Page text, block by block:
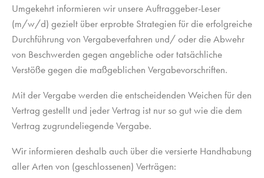
Umgekehrt informieren wir unsere Auftraggeber-Leser
(m/w/d) gezielt über erprobte Strategien für die erfolgreiche
Durchführung von Vergabeverfahren und/ oder die Abwehr
von Beschwerden gegen angebliche oder tatsächliche
Verstöße gegen die maßgeblichen Vergabevorschriften.
Mit der Vergabe werden die entscheidenden Weichen für den
Vertrag gestellt und jeder Vertrag ist nur so gut wie die dem
Vertrag zugrundeliegende Vergabe.
Wir informieren deshalb auch über die versierte Handhabung
aller Arten von (geschlossenen) Verträgen: